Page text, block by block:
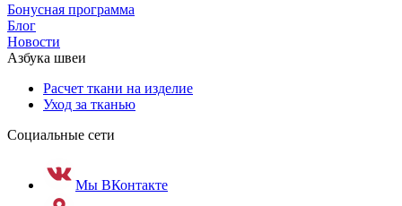
Бонусная программа
Блог
Новости
Азбука швеи
Расчет ткани на изделие
Уход за тканью
Социальные сети
Мы ВКонтакте